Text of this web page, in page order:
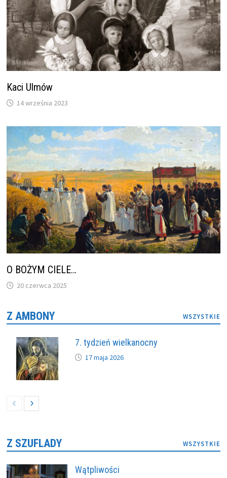
Kaci Ulmów
14 września 2023
O BOŻYM CIELE…
20 czerwca 2025
Z AMBONY WSZYSTKIE
7. tydzień wielkanocny
17 maja 2026
Z SZUFLADY WSZYSTKIE
Wątpliwości